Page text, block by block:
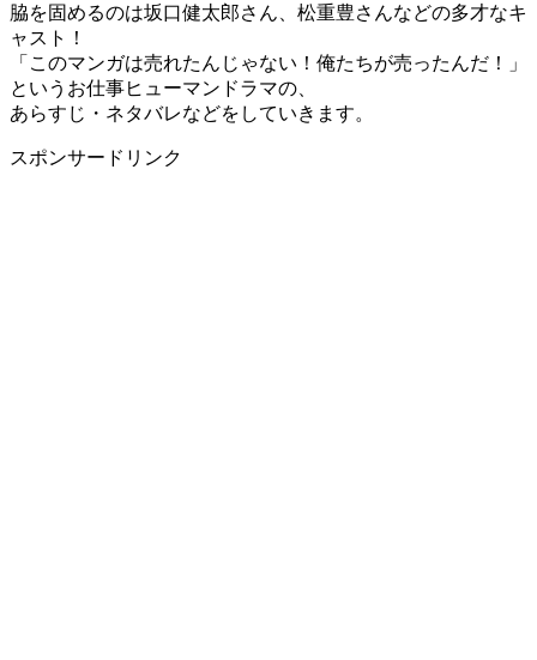
脇を固めるのは坂口健太郎さん、松重豊さんなどの多才なキ
ャスト！
「このマンガは売れたんじゃない！俺たちが売ったんだ！」
というお仕事ヒューマンドラマの、
あらすじ・ネタバレなどをしていきます。
スポンサードリンク